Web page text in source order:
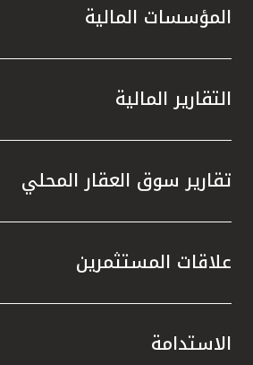
المؤسسات المالية
التقارير المالية
تقارير سوق العقار المحلي
علاقات المستثمرين
الاستدامة